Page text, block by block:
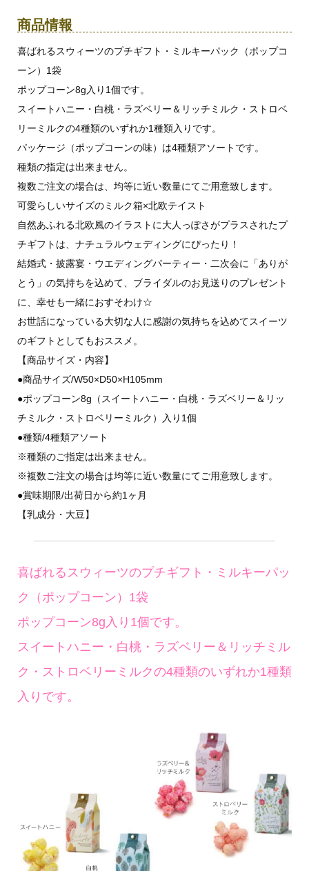
商品情報
喜ばれるスウィーツのプチギフト・ミルキーパック（ポップコ
ーン）1袋
ポップコーン8g入り1個です。
スイートハニー・白桃・ラズベリー＆リッチミルク・ストロベ
リーミルクの4種類のいずれか1種類入りです。
パッケージ（ポップコーンの味）は4種類アソートです。
種類の指定は出来ません。
複数ご注文の場合は、均等に近い数量にてご用意致します。
可愛らしいサイズのミルク箱×北欧テイスト
自然あふれる北欧風のイラストに大人っぽさがプラスされたプ
チギフトは、ナチュラルウェディングにぴったり！
結婚式・披露宴・ウエディングパーティー・二次会に「ありが
とう」の気持ちを込めて、ブライダルのお見送りのプレゼント
に、幸せも一緒におすそわけ☆
お世話になっている大切な人に感謝の気持ちを込めてスイーツ
のギフトとしてもおススメ。
【商品サイズ・内容】
●商品サイズ/W50×D50×H105mm
●ポップコーン8g（スイートハニー・白桃・ラズベリー＆リッ
チミルク・ストロベリーミルク）入り1個
●種類/4種類アソート
※種類のご指定は出来ません。
※複数ご注文の場合は均等に近い数量にてご用意致します。
●賞味期限/出荷日から約1ヶ月
【乳成分・大豆】
喜ばれるスウィーツのプチギフト・ミルキーパッ
ク（ポップコーン）1袋
ポップコーン8g入り1個です。
スイートハニー・白桃・ラズベリー＆リッチミル
ク・ストロベリーミルクの4種類のいずれか1種類
入りです。